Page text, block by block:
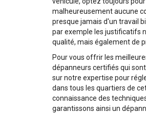
malheureusement aucune
presque jamais d'un travail
par exemple les justificatifs
qualité, mais également de
Pour vous offrir les
dépanneurs certifiés qui
sur notre expertise pour
dans tous les quartiers de
connaissance des
garantissons ainsi un